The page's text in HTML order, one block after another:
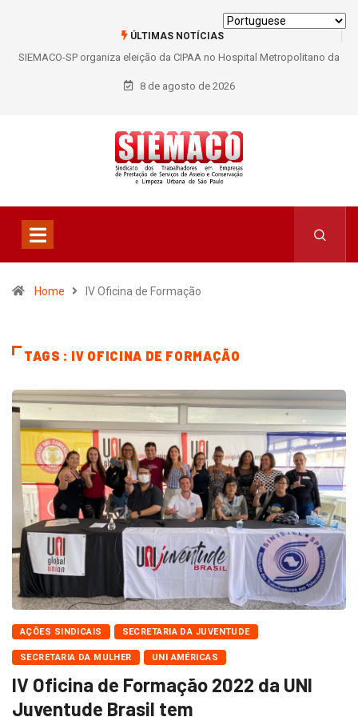
ÚLTIMAS NOTÍCIAS
SIEMACO-SP organiza eleição da CIPAA no Hospital Metropolitano da
Lapa e fortalece participação dos trabalhadores
8 de agosto de 2026
Home IV Oficina de Formação
TAGS : IV OFICINA DE FORMAÇÃO
AÇÕES SINDICAIS SECRETARIA DA JUVENTUDE
SECRETARIA DA MULHER UNI AMÉRICAS
IV Oficina de Formação 2022 da UNI
Juventude Brasil tem